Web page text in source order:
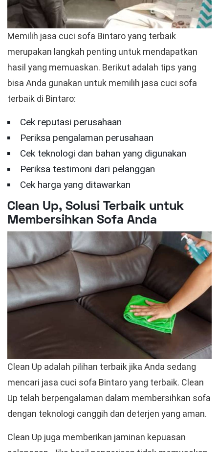
Memilih jasa cuci sofa Bintaro yang terbaik
merupakan langkah penting untuk mendapatkan
hasil yang memuaskan. Berikut adalah tips yang
bisa Anda gunakan untuk memilih jasa cuci sofa
terbaik di Bintaro:
Cek reputasi perusahaan
Periksa pengalaman perusahaan
Cek teknologi dan bahan yang digunakan
Periksa testimoni dari pelanggan
Cek harga yang ditawarkan
Clean Up, Solusi Terbaik untuk
Membersihkan Sofa Anda
Clean Up adalah pilihan terbaik jika Anda sedang
mencari jasa cuci sofa Bintaro yang terbaik. Clean
Up telah berpengalaman dalam membersihkan sofa
dengan teknologi canggih dan deterjen yang aman.
Clean Up juga memberikan jaminan kepuasan